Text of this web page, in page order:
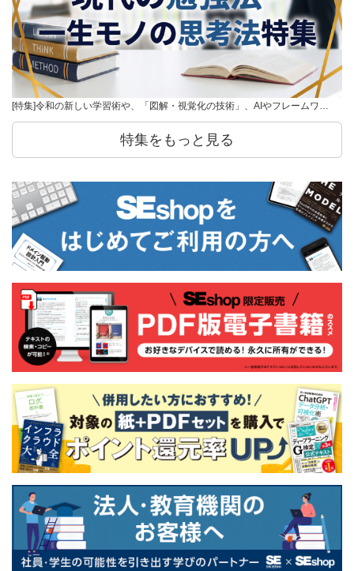
[特集]令和の新しい学習術や、「図解・視覚化の技術」、AIやフレームワ…
特集をもっと見る